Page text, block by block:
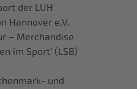
der LUH
Hannover e.V.
– Merchandise
im Sport‘ (LSB)
und